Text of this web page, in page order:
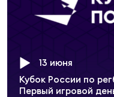
Кубок России по
Первый игровой
13 июня